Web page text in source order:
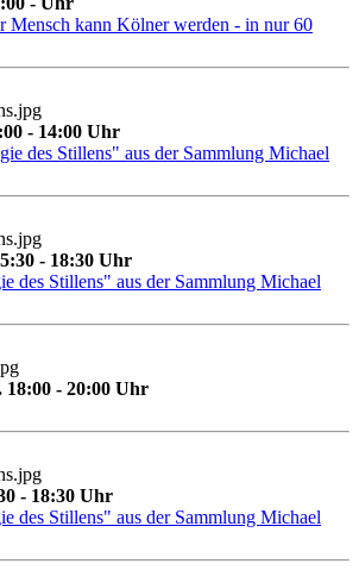
Mensch kann Kölner werden - in nur 60
- 14:00 Uhr
des Stillens" aus der Sammlung Michael
- 18:30 Uhr
des Stillens" aus der Sammlung Michael
18:00 - 20:00 Uhr
- 18:30 Uhr
des Stillens" aus der Sammlung Michael